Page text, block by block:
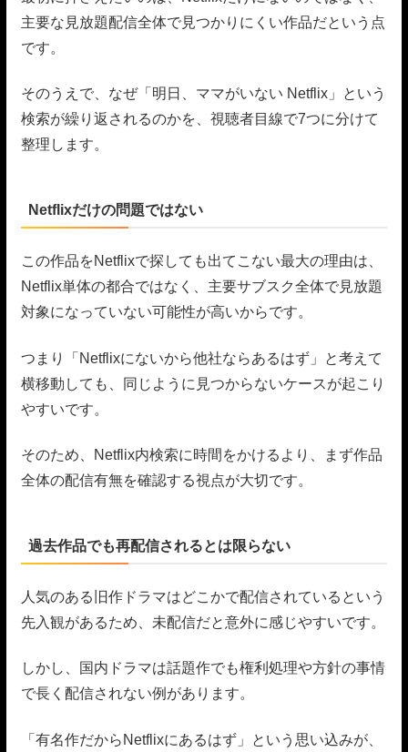
主要な見放題配信全体で見つかりにくい作品だという点
です。
そのうえで、なぜ「明日、ママがいない Netflix」という
検索が繰り返されるのかを、視聴者目線で7つに分けて
整理します。
Netflixだけの問題ではない
この作品をNetflixで探しても出てこない最大の理由は、
Netflix単体の都合ではなく、主要サブスク全体で見放題
対象になっていない可能性が高いからです。
つまり「Netflixにないから他社ならあるはず」と考えて
横移動しても、同じように見つからないケースが起こり
やすいです。
そのため、Netflix内検索に時間をかけるより、まず作品
全体の配信有無を確認する視点が大切です。
過去作品でも再配信されるとは限らない
人気のある旧作ドラマはどこかで配信されているという
先入観があるため、未配信だと意外に感じやすいです。
しかし、国内ドラマは話題作でも権利処理や方針の事情
で長く配信されない例があります。
「有名作だからNetflixにあるはず」という思い込みが、